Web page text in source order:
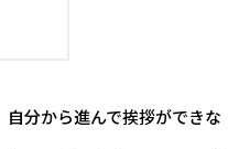
分から進んで挨拶ができな